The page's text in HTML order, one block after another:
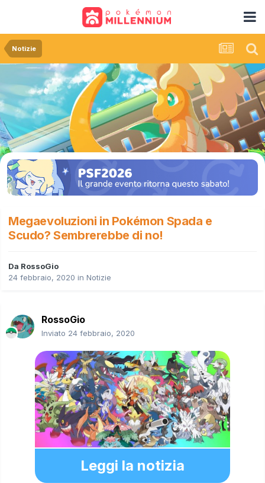
Notizie
Megaevoluzioni in Pokémon Spada e
Scudo? Sembrerebbe di no!
Da RossoGio
24 febbraio, 2020 in Notizie
RossoGio
Inviato 24 febbraio, 2020
Leggi la notizia